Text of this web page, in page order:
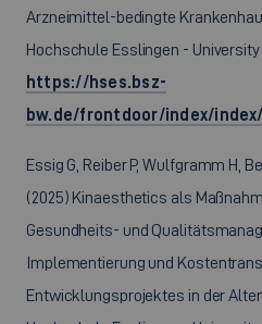
Arzneimittel-bedingte
Hochschule Esslingen - University
https://hses.bsz-
bw.de/frontdoor/index/
Essig G, Reiber P, Wulfgramm H,
(2025) Kinaesthetics als
Gesundheits- und
Implementierung und
Entwicklungsprojektes in der